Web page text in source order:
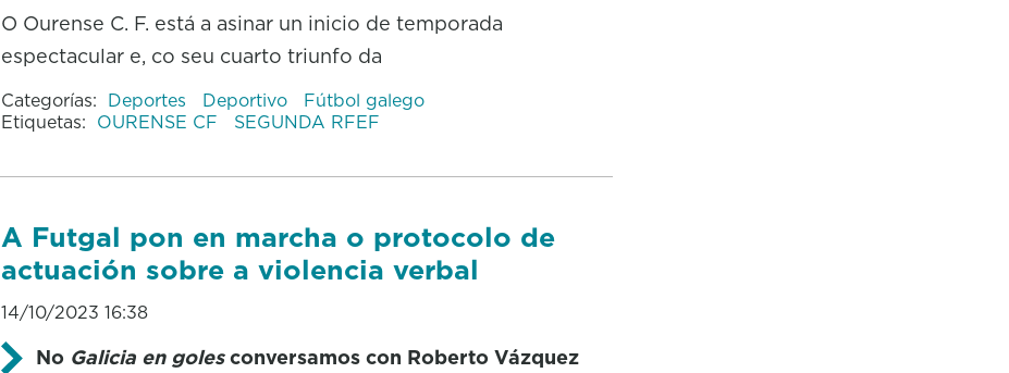
O Ourense C. F. está a asinar un inicio de temporada
espectacular e, co seu cuarto triunfo da
Categorías: Deportes Deportivo
Fútbol galego
Etiquetas: OURENSE CF SEGUNDA RFEF
A Futgal pon en marcha o protocolo de
actuación sobre a violencia verbal
14/10/2023 16:38
No Galicia en golesconversamos con Roberto Vázquez